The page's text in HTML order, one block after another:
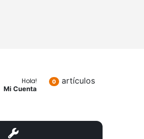
Hola!
Mi Cuenta
0 artículos